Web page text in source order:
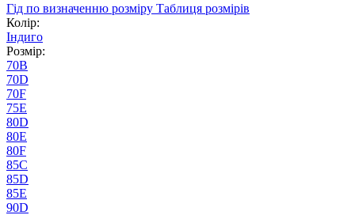
Гід по визначенню розміру Таблиця розмірів
Колір:
Індиго
Розмір:
70B
70D
70F
75E
80D
80E
80F
85C
85D
85E
90D